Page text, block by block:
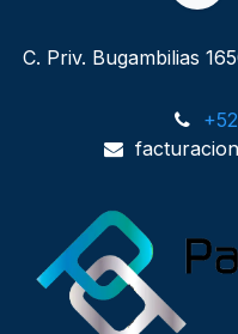
C. Priv. Bugambilias